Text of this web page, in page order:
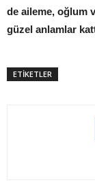
de aileme, oğlum
güzel anlamlar
ETİKETLER